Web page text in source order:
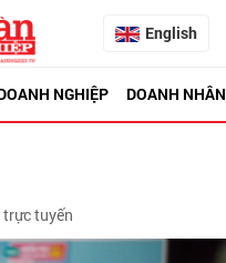
English
NGHIỆP DOANH NHÂN
tuyến